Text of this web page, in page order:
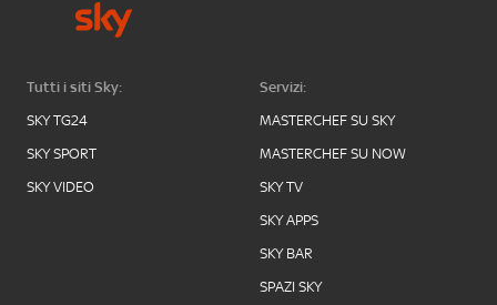
Tutti i siti Sky:
SKY TG24
SKY SPORT
SKY VIDEO
Servizi:
MASTERCHEF SU SKY
MASTERCHEF SU NOW
SKY TV
SKY APPS
SKY BAR
SPAZI SKY